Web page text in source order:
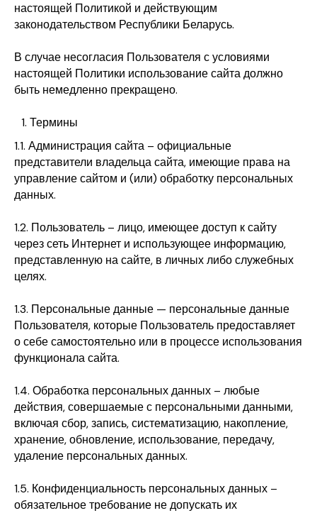
настоящей Политикой и действующим
законодательством Республики Беларусь.
В случае несогласия Пользователя с условиями
настоящей Политики использование сайта должно
быть немедленно прекращено.
Термины
1.1. Администрация сайта – официальные
представители владельца сайта, имеющие права на
управление сайтом и (или) обработку персональных
данных.
1.2. Пользователь – лицо, имеющее доступ к сайту
через сеть Интернет и использующее информацию,
представленную на сайте, в личных либо служебных
целях.
1.3. Персональные данные — персональные данные
Пользователя, которые Пользователь предоставляет
о себе самостоятельно или в процессе использования
функционала сайта.
1.4. Обработка персональных данных – любые
действия, совершаемые с персональными данными,
включая сбор, запись, систематизацию, накопление,
хранение, обновление, использование, передачу,
удаление персональных данных.
1.5. Конфиденциальность персональных данных –
обязательное требование не допускать их